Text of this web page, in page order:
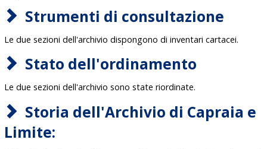
Strumenti di consultazione
Le due sezioni dell'archivio dispongono di inventari cartacei.
Stato dell'ordinamento
Le due sezioni dell'archivio sono state riordinate.
Storia dell'Archivio di Capraia e
Limite: